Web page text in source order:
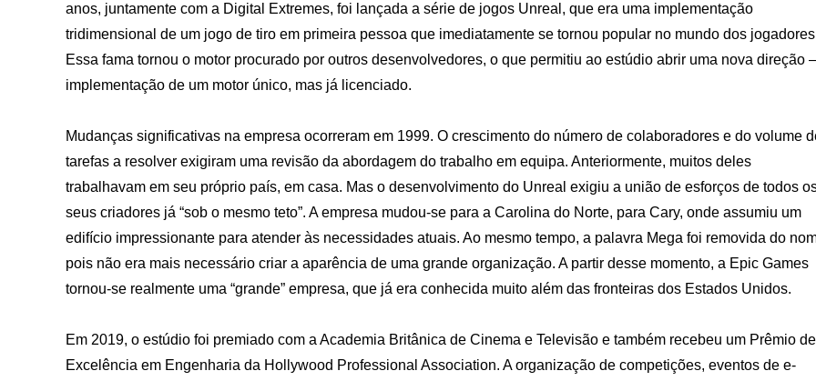
anos, juntamente com a Digital Extremes, foi lançada a série de jogos Unreal, que era uma implementação
tridimensional de um jogo de tiro em primeira pessoa que imediatamente se tornou popular no mundo dos
Essa fama tornou o motor procurado por outros desenvolvedores, o que permitiu ao estúdio abrir uma nova direção
implementação de um motor único, mas já licenciado.
Mudanças significativas na empresa ocorreram em 1999. O crescimento do número de colaboradores e do volume
tarefas a resolver exigiram uma revisão da abordagem do trabalho em equipa. Anteriormente, muitos deles
trabalhavam em seu próprio país, em casa. Mas o desenvolvimento do Unreal exigiu a união de esforços de todos
seus criadores já “sob o mesmo teto”. A empresa mudou-se para a Carolina do Norte, para Cary, onde assumiu um
edifício impressionante para atender às necessidades atuais. Ao mesmo tempo, a palavra Mega foi removida do
pois não era mais necessário criar a aparência de uma grande organização. A partir desse momento, a Epic Games
tornou-se realmente uma “grande” empresa, que já era conhecida muito além das fronteiras dos Estados Unidos.
Em 2019, o estúdio foi premiado com a Academia Britânica de Cinema e Televisão e também recebeu um Prêmio de
Excelência em Engenharia da Hollywood Professional Association. A organização de competições, eventos de e-